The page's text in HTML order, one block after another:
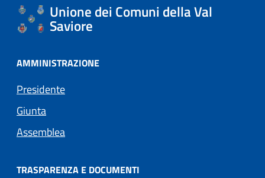
Unione dei Comuni della Val
Saviore
AMMINISTRAZIONE
Presidente
Giunta
Assemblea
TRASPARENZA E DOCUMENTI